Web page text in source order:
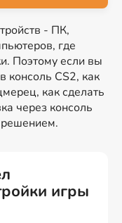
- ПК,
где
Поэтому если вы
консоль CS2, как
как сделать
через консоль
игры